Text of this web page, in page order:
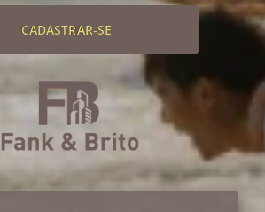
CADASTRAR-SE